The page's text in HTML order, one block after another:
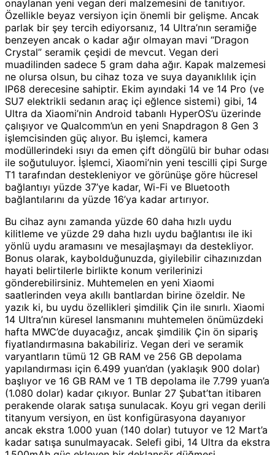
onaylanan yeni vegan deri malzemesini de tanıtıyor.
Özellikle beyaz versiyon için önemli bir gelişme. Ancak
parlak bir şey tercih ediyorsanız, 14 Ultra’nın seramiğe
benzeyen ancak o kadar ağır olmayan mavi “Dragon
Crystal” seramik çeşidi de mevcut. Vegan deri
muadilinden sadece 5 gram daha ağır. Kapak malzemesi
ne olursa olsun, bu cihaz toza ve suya dayanıklılık için
IP68 derecesine sahiptir. Ekim ayındaki 14 ve 14 Pro (ve
SU7 elektrikli sedanın araç içi eğlence sistemi) gibi, 14
Ultra da Xiaomi’nin Android tabanlı HyperOS’u üzerinde
çalışıyor ve Qualcomm’un en yeni Snapdragon 8 Gen 3
işlemcisinden güç alıyor. Bu işlemci, kamera
modüllerindeki ısıyı da emen çift döngülü bir buhar odası
ile soğutuluyor. İşlemci, Xiaomi’nin yeni tescilli çipi Surge
T1 tarafından destekleniyor ve görünüşe göre hücresel
bağlantıyı yüzde 37’ye kadar, Wi-Fi ve Bluetooth
bağlantılarını da yüzde 16’ya kadar artırıyor.
Bu cihaz aynı zamanda yüzde 60 daha hızlı uydu
kilitleme ve yüzde 29 daha hızlı uydu bağlantısı ile iki
yönlü uydu aramasını ve mesajlaşmayı da destekliyor.
Bonus olarak, kaybolduğunuzda, giyilebilir cihazınızdan
hayati belirtilerle birlikte konum verilerinizi
gönderebilirsiniz. Muhtemelen en yeni Xiaomi
saatlerinden veya akıllı bantlardan birine özeldir. Ne
yazık ki, bu uydu özellikleri şimdilik Çin ile sınırlı. Xiaomi
14 Ultra’nın küresel lansmanını muhtemelen önümüzdeki
hafta MWC’de duyacağız, ancak şimdilik Çin ön sipariş
fiyatlandırmasına bakabiliriz. Vegan deri ve seramik
varyantların tümü 12 GB RAM ve 256 GB depolama
yapılandırması için 6.499 yuan’dan (yaklaşık 900 dolar)
başlıyor ve 16 GB RAM ve 1 TB depolama ile 7.799 yuan’a
(1.080 dolar) kadar çıkıyor. Bunlar 27 Şubat’tan itibaren
perakende olarak satışa sunulacak. Koyu gri vegan derili
titanyum versiyon, en üst konfigürasyona dayanıyor
ancak ekstra 1.000 yuan (140 dolar) tutuyor ve 12 Mart’a
kadar satışa sunulmayacak. Selefi gibi, 14 Ultra da ekstra